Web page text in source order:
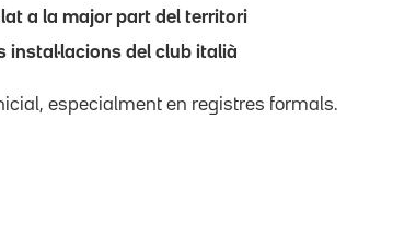
a la major part del territori
instal·lacions del club italià
especialment en registres formals.